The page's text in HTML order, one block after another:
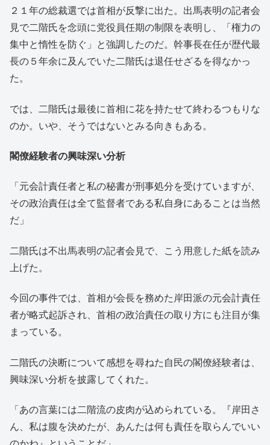
２１年の総裁選では首相が反撃に出た。出馬表明の記者会
見で二階氏を念頭に党役員任期の制限を表明し、「権力の
集中と惰性を防ぐ」と強調したのだ。幹事長在任が歴代最
長の５年余に及んでいた二階氏は退任せざるを得なかっ
た。
では、二階氏は最後に首相に花を持たせて終わるつもりな
のか。いや、そうではないとみる向きもある。
閣僚経験者の興味深い分析
「元会計責任者と私の秘書が刑事処分を受けていますが、
その政治責任は全て監督者である私自身にあることは当然
だ」
二階氏は不出馬表明の記者会見で、こう用意した紙を読み
上げた。
今回の事件では、首相が会長を務めた岸田派の元会計責任
者が略式起訴され、首相の政治責任の取り方にも注目が集
まっている。
二階氏の決断について感想を尋ねた自民の閣僚経験者は、
興味深い分析を披露してくれた。
「あの言葉には二階流の皮肉が込められている。『岸田さ
ん、私は腹を決めたが、あんたは何も責任を取らんでいい